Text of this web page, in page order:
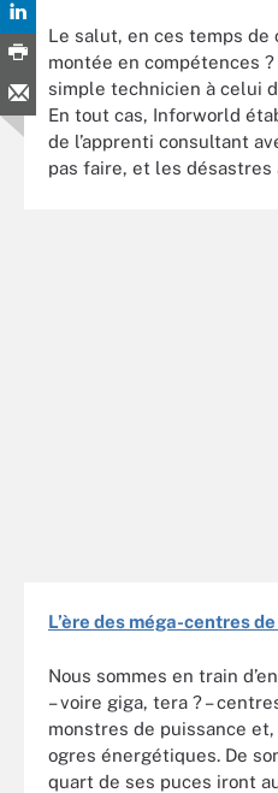
Le salut, en ces temps
montée en compétences
simple technicien à celui
En tout cas, Inforworld
de l’apprenti consultant
pas faire, et les désastres
L’ère des méga-centres
Nous sommes en train
– voire giga, tera ? –
monstres de puissance
ogres énergétiques. De
quart de ses puces iront